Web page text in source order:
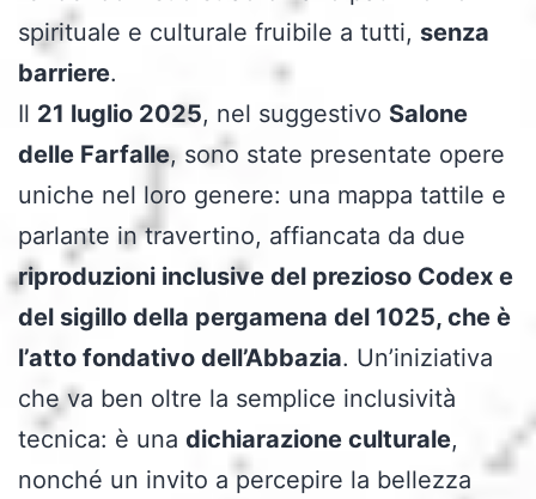
spirituale e culturale fruibile a tutti, senza
barriere.
Il 21 luglio 2025, nel suggestivo Salone
delle Farfalle, sono state presentate opere
uniche nel loro genere: una mappa tattile e
parlante in travertino, affiancata da due
riproduzioni inclusive del prezioso Codex e
del sigillo della pergamena del 1025, che è
l’atto fondativo dell’Abbazia. Un’iniziativa
che va ben oltre la semplice inclusività
tecnica: è una dichiarazione culturale,
nonché un invito a percepire la bellezza